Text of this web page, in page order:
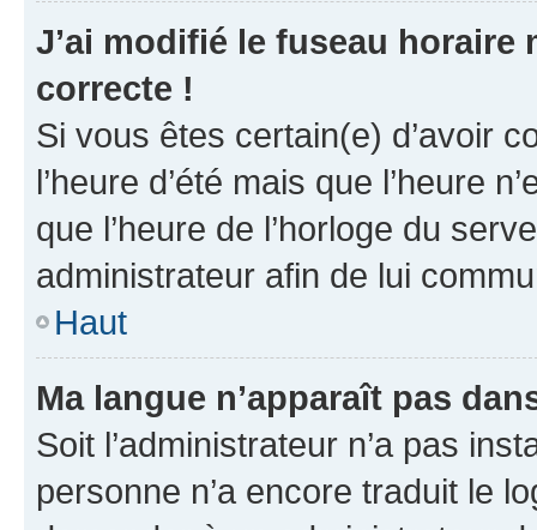
J’ai modifié le fuseau horaire
correcte !
Si vous êtes certain(e) d’avoir
l’heure d’été mais que l’heure
que l’heure de l’horloge du
administrateur afin de lui
Haut
Ma langue n’apparaît pas
Soit l’administrateur n’a pas
personne n’a encore traduit le